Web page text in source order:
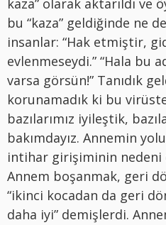
bu “kaza” geldiğinde ne
insanlar: “Hak etmiştir,
evlenmeseydi.” “Hala bu
varsa görsün!” Tanıdık
korunamadık ki bu
bazılarımız iyileştik,
bakımdayız. Annemin
intihar girişiminin nedeni
Annem boşanmak, geri
“ikinci kocadan da geri
daha iyi” demişlerdi.